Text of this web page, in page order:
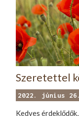
Szeretettel
2022. június 26.
Kedves